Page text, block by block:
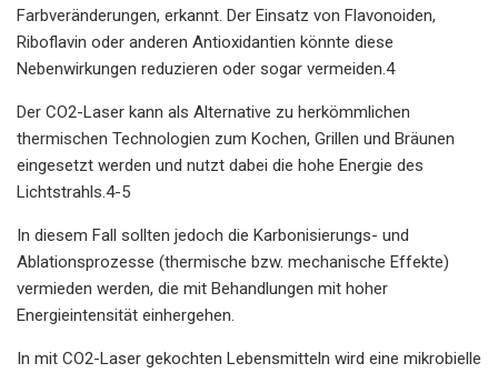
Farbveränderungen, erkannt. Der Einsatz von Flavonoiden,
Riboflavin oder anderen Antioxidantien könnte diese
Nebenwirkungen reduzieren oder sogar vermeiden.4
Der CO2-Laser kann als Alternative zu herkömmlichen
thermischen Technologien zum Kochen, Grillen und Bräunen
eingesetzt werden und nutzt dabei die hohe Energie des
Lichtstrahls.4-5
In diesem Fall sollten jedoch die Karbonisierungs- und
Ablationsprozesse (thermische bzw. mechanische Effekte)
vermieden werden, die mit Behandlungen mit hoher
Energieintensität einhergehen.
In mit CO2-Laser gekochten Lebensmitteln wird eine mikrobielle